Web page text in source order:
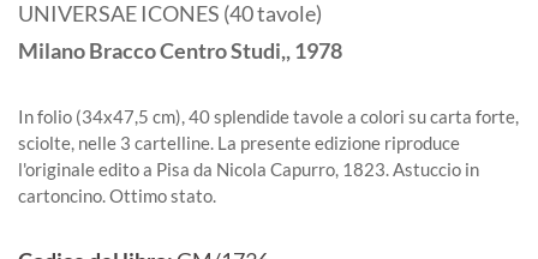
UNIVERSAE ICONES (40 tavole)
MilanoBracco Centro Studi,,1978
In folio (34x47,5 cm), 40 splendide tavole a colori su carta forte,
sciolte, nelle 3 cartelline. La presente edizione riproduce
l'originale edito a Pisa da Nicola Capurro, 1823. Astuccio in
cartoncino. Ottimo stato.